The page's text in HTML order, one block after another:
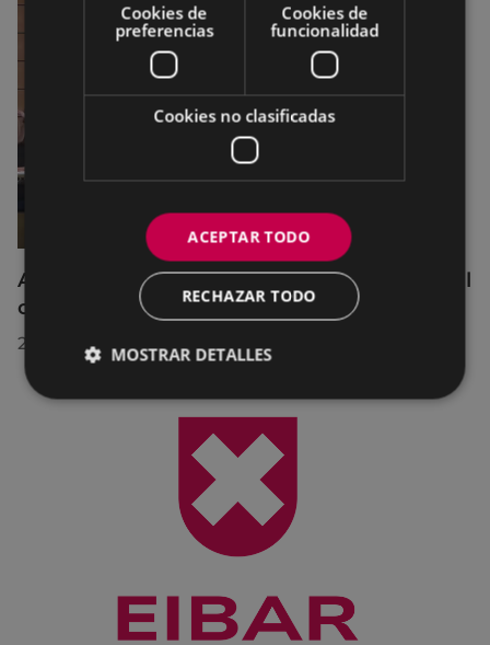
Acuerdos adoptados por el Pleno Municipal
celebrado el 27 de julio de 2026
28/07/2026
Cookies de
preferencias
Cookies de
funcionalidad
Cookies no clasificadas
ACEPTAR TODO
RECHAZAR TODO
MOSTRAR DETALLES